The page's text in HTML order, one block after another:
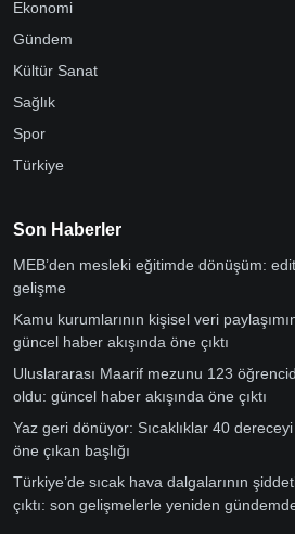
Ekonomi
Gündem
Kültür Sanat
Sağlık
Spor
Türkiye
Son Haberler
MEB’den mesleki eğitimde dönüşüm:
gelişme
Kamu kurumlarının kişisel veri
güncel haber akışında öne çıktı
Uluslararası Maarif mezunu 123
oldu: güncel haber akışında öne çıktı
Yaz geri dönüyor: Sıcaklıklar 40
öne çıkan başlığı
Türkiye’de sıcak hava dalgalarının
çıktı: son gelişmelerle yeniden